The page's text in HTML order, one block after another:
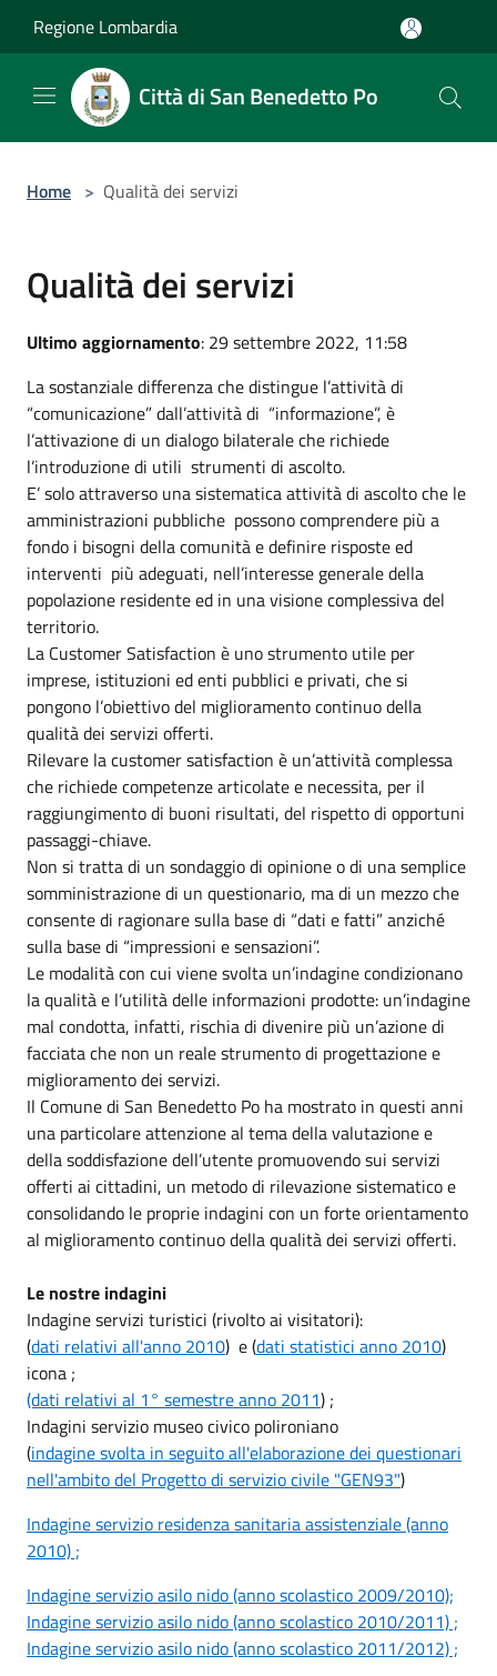
Regione Lombardia
Città di San Benedetto Po
Home > Qualità dei servizi
Qualità dei servizi
Ultimo aggiornamento: 29 settembre 2022, 11:58
La sostanziale differenza che distingue l’attività di
“comunicazione” dall’attività di “informazione”, è
l’attivazione di un dialogo bilaterale che richiede
l’introduzione di utili strumenti di ascolto.
E’ solo attraverso una sistematica attività di ascolto che le
amministrazioni pubbliche possono comprendere più a
fondo i bisogni della comunità e definire risposte ed
interventi più adeguati, nell’interesse generale della
popolazione residente ed in una visione complessiva del
territorio.
La Customer Satisfaction è uno strumento utile per
imprese, istituzioni ed enti pubblici e privati, che si
pongono l’obiettivo del miglioramento continuo della
qualità dei servizi offerti.
Rilevare la customer satisfaction è un’attività complessa
che richiede competenze articolate e necessita, per il
raggiungimento di buoni risultati, del rispetto di opportuni
passaggi-chiave.
Non si tratta di un sondaggio di opinione o di una semplice
somministrazione di un questionario, ma di un mezzo che
consente di ragionare sulla base di “dati e fatti” anziché
sulla base di “impressioni e sensazioni”.
Le modalità con cui viene svolta un’indagine condizionano
la qualità e l’utilità delle informazioni prodotte: un’indagine
mal condotta, infatti, rischia di divenire più un’azione di
facciata che non un reale strumento di progettazione e
miglioramento dei servizi.
Il Comune di San Benedetto Po ha mostrato in questi anni
una particolare attenzione al tema della valutazione e
della soddisfazione dell’utente promuovendo sui servizi
offerti ai cittadini, un metodo di rilevazione sistematico e
consolidando le proprie indagini con un forte orientamento
al miglioramento continuo della qualità dei servizi offerti.
Le nostre indagini
Indagine servizi turistici (rivolto ai visitatori):
(dati relativi all'anno 2010) e (dati statistici anno 2010)
icona ;
(dati relativi al 1° semestre anno 2011) ;
Indagini servizio museo civico polironiano
(indagine svolta in seguito all'elaborazione dei questionari
nell'ambito del Progetto di servizio civile "GEN93")
Indagine servizio residenza sanitaria assistenziale (anno
2010) ;
Indagine servizio asilo nido (anno scolastico 2009/2010);
Indagine servizio asilo nido (anno scolastico 2010/2011) ;
Indagine servizio asilo nido (anno scolastico 2011/2012) ;